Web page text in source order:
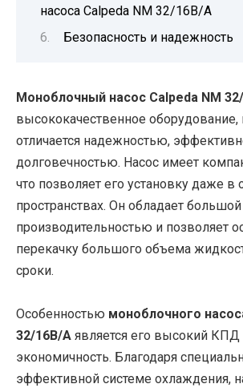
насоса Calpeda NM 32/16B/A
Безопасность и надежность
Моноблочный насос Calpeda NM
высококачественное оборудование,
отличается надежностью,
долговечностью. Насос имеет
что позволяет его установку даже в
пространствах. Он обладает большой
производительностью и позволяет
перекачку большого объема
сроки.
Особенностью моноблочного
32/16B/A является его высокий КПД
экономичность. Благодаря
эффективной системе охлаждения,